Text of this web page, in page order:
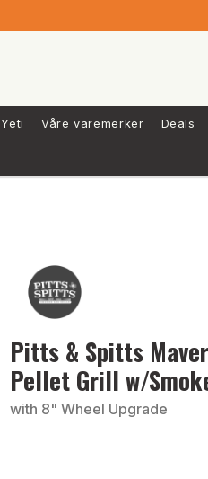
Yeti Våre varemerker Deals
Pitts & Spitts
Pellet Grill w/
with 8" Wheel Upgrade